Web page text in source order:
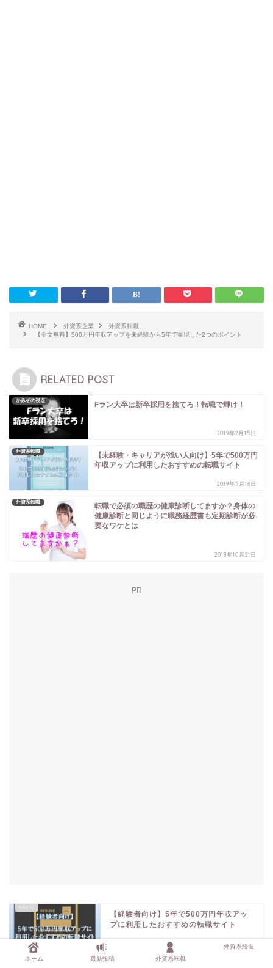
HOME 外資系企業
外資系転職
【全文無料】500万円年収アップを未経験から5年で実現した2つのポイント
RELATED POST
かみぞの視点 Fラン大卒は新卒採用を捨てろ！転職で輝け！
2019年2月15日
外資系転職
【未経験・キャリアが浅い人向け】5年で500万円
年収アップに利用したおすすめの転職サイト
2019年5月16日
外資系転職
転職で必須の職歴の健康診断してますか？身体の
健康診断と同じように職務経歴書も定期診断が必
要なワケとは
2018年10月21日
PR
【経験者向け】5年で500万円年収アッ
プに利用したおすすめの転職サイト
ホーム 最新投稿 外資系転職
外資系経理